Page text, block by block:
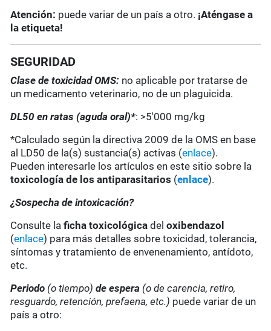
Atención: puede variar de un país a otro. ¡Aténgase a
la etiqueta!
SEGURIDAD
Clase de toxicidad OMS: no aplicable por tratarse de
un medicamento veterinario, no de un plaguicida.
DL50 en ratas (aguda oral)*: >5'000 mg/kg
*Calculado según la directiva 2009 de la OMS en base
al LD50 de la(s) sustancia(s) activas (enlace).
Pueden interesarle los artículos en este sitio sobre la
toxicología de los antiparasitarios (enlace).
¿Sospecha de intoxicación?
Consulte laficha toxicológica del oxibendazol
(enlace) para más detalles sobre toxicidad, tolerancia,
síntomas y tratamiento de envenenamiento, antídoto,
etc.
Periodo (o tiempo) de espera (o de carencia, retiro,
resguardo, retención, prefaena, etc.) puede variar de un
país a otro: